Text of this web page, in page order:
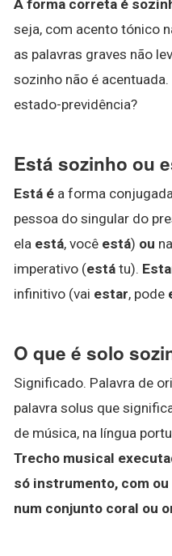
A forma correta é
seja, com acento tónico
as palavras graves não
sozinho não é
estado-previdência?
Está sozinho ou
Está é a forma
pessoa do singular do
ela está, você está) ou
imperativo (está tu).
infinitivo (vai estar, pode
O que é solo
Significado. Palavra de
palavra solus que
de música, na língua
Trecho musical
só instrumento, com
num conjunto coral ou